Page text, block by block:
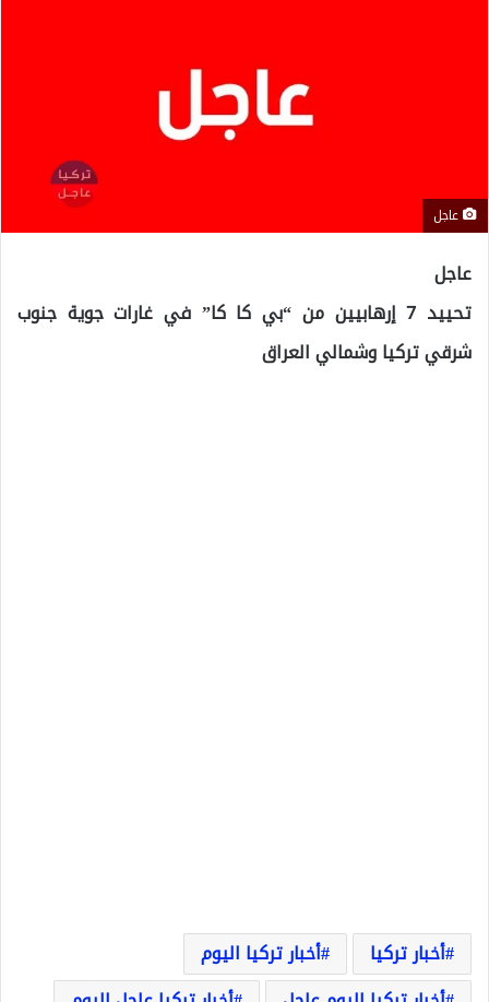
عاجل
عاجل
تحييد 7 إرهابيين من “بي كا كا” في غارات جوية جنوب
شرقي تركيا وشمالي العراق
أخبار تركيا
أخبار تركيا اليوم